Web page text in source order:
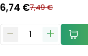
6,74 €7,49 €
- 1 +